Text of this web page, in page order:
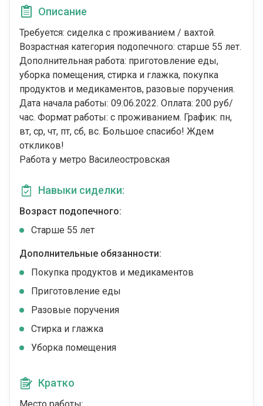
Описание
Требуется: сиделка с проживанием / вахтой.
Возрастная категория подопечного: cтарше 55 лет.
Дополнительная работа: приготовление еды,
уборка помещения, стирка и глажка, покупка
продуктов и медикаментов, разовые поручения.
Дата начала работы: 09.06.2022. Оплата: 200 руб/
час. Формат работы: c проживанием. График: пн,
вт, ср, чт, пт, сб, вс. Большое спасибо! Ждем
откликов!
Работа у метро Василеостровская
Навыки сиделки:
Возраст подопечного:
Cтарше 55 лет
Дополнительные обязанности:
Покупка продуктов и медикаментов
Приготовление еды
Разовые поручения
Стирка и глажка
Уборка помещения
Кратко